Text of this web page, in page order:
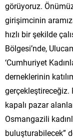
görüyoruz.
girişimcinin
hızlı bir şekilde
Bölgesi’nde,
‘Cumhuriyet
derneklerinin
gerçekleştireceğiz.
kapalı pazar
Osmangazili
buluşturabilecek”